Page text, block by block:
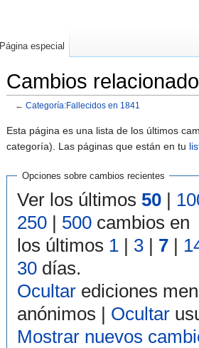
Cambios
← Categoría:Fallecidos en 1841
Esta página es una lista de los últimos
categoría). Las páginas que están en tu
Opciones sobre cambios recientes
Ver los últimos 50 |
250 | 500 cambios en
los últimos 1 | 3 | 7 |
30 días.
Ocultar ediciones
anónimos | Ocultar
Mostrar nuevos
Página especial